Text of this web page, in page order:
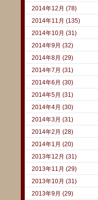
2014年12月 (78)
2014年11月 (135)
2014年10月 (31)
2014年9月 (32)
2014年8月 (29)
2014年7月 (31)
2014年6月 (30)
2014年5月 (31)
2014年4月 (30)
2014年3月 (31)
2014年2月 (28)
2014年1月 (20)
2013年12月 (31)
2013年11月 (29)
2013年10月 (31)
2013年9月 (29)